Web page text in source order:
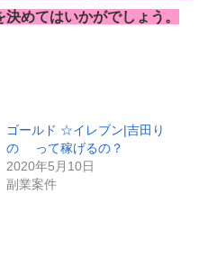
めてはいかがでしょう。
ゴールド ☆イレブン|吉田り
の って稼げるの？
2020年5月10日
副業案件